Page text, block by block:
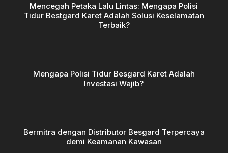
Mencegah Petaka Lalu Lintas: Mengapa Polisi
Tidur Bestgard Karet Adalah Solusi Keselamatan
Terbaik?
Mengapa Polisi Tidur Besgard Karet Adalah
Investasi Wajib?
Bermitra dengan Distributor Besgard Terpercaya
demi Keamanan Kawasan